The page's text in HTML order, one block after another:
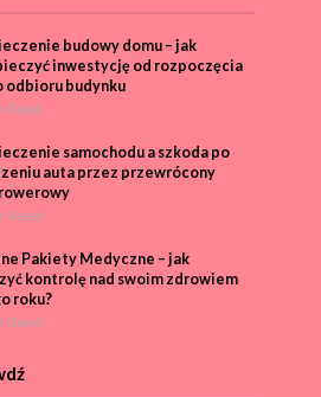
budowy domu – jak
inwestycję od rozpoczęcia
odbioru budynku
Read
samochodu a szkoda po
auta przez przewrócony
Read
Pakiety Medyczne – jak
kontrolę nad swoim zdrowiem
roku?
Read